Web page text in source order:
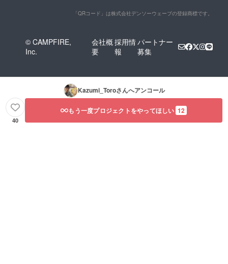
「QRコード」は株式会社デンソーウェーブの登録商標です。
© CAMPFIRE,
Inc.
会社概
要
採用情
報
パートナー
募集
Kazumi_Toroさんへアンコール
40
もう一度プロジェクトをやってほしい 12